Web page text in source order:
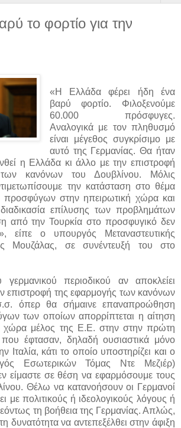
το φορτίο για την
«Η Ελλάδα φέρει ήδη ένα
βαρύ φορτίο. Φιλοξενούμε
60.000 πρόσφυγες.
Αναλογικά με τον πληθυσμό
είναι μέγεθος συγκρίσιμο με
αυτό της Γερμανίας. Θα ήταν
η Ελλάδα κι άλλο με την επιστροφή
κανόνων του Δουβλίνου. Μόλις
την κατάσταση στο θέμα
προσφύγων στην ηπειρωτική χώρα και
επίλυσης των προβλημάτων
από την Τουρκία στο προσφυγικό δεν
είπε ο υπουργός Μεταναστευτικής
Μουζάλας, σε συνέντευξή του στο
περιοδικού αν αποκλείει
επιστροφή της εφαρμογής των κανόνων
όπερ θα σήμαινε επαναπροώθηση
των οποίων απορρίπτεται η αίτηση
μέλος της Ε.Ε. στην στην πρώτη
έφτασαν, δηλαδή ουσιαστικά μόνο
Ιταλία, κάτι το οποίο υποστηρίζει και ο
Εσωτερικών Τόμας Ντε Μεζιέρ)
είμαστε σε θέση να εφαρμόσουμε τους
Θέλω να κατανοήσουν οι Γερμανοί
με πολιτικούς ή ιδεολογικούς λόγους ή
τη βοήθεια της Γερμανίας. Απλώς,
δυνατότητα να αντεπεξέλθει στην άφιξη